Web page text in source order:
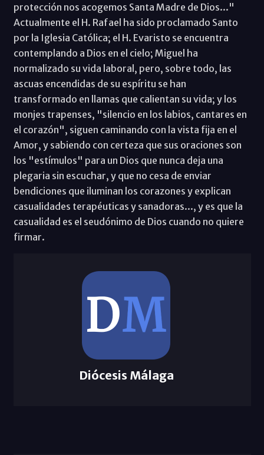
protección nos acogemos Santa Madre de Dios..."
Actualmente el H. Rafael ha sido proclamado Santo
por la Iglesia Católica; el H. Evaristo se encuentra
contemplando a Dios en el cielo; Miguel ha
normalizado su vida laboral, pero, sobre todo, las
ascuas encendidas de su espíritu se han
transformado en llamas que calientan su vida; y los
monjes trapenses, "silencio en los labios, cantares en
el corazón", siguen caminando con la vista fija en el
Amor, y sabiendo con certeza que sus oraciones son
los "estímulos" para un Dios que nunca deja una
plegaria sin escuchar, y que no cesa de enviar
bendiciones que iluminan los corazones y explican
casualidades terapéuticas y sanadoras..., y es que la
casualidad es el seudónimo de Dios cuando no quiere
firmar.
Diócesis Málaga